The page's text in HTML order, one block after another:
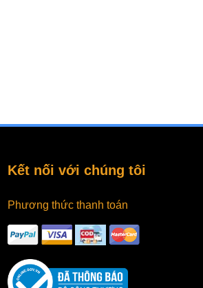
Kết nối với chúng tôi
Phương thức thanh toán